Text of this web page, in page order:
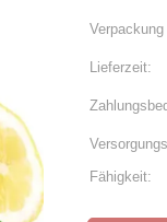
Lieferzeit:
Fähigkeit: